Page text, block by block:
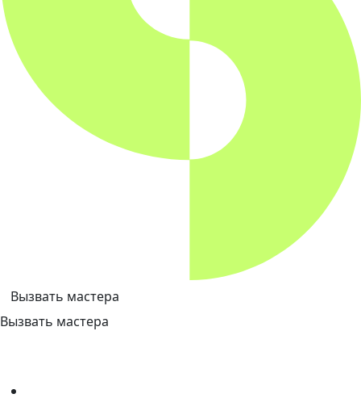
Вызвать мастера
Вызвать мастера